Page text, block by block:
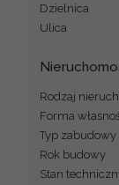
Dzielnica
Ulica
Rodzaj
Forma
Typ zabudowy
Rok budowy
Stan